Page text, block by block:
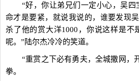
“好，你让弟兄们一定小心，吴
命才是要紧，就说我说的，谁要发现
杀了他的赏大洋1000，你说这样是不
呢。”陆尔杰冷冷的笑道。
“重赏之下必有勇夫，全城撒网，
拳。